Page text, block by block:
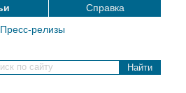
Справка
Пресс-релизы
по сайту